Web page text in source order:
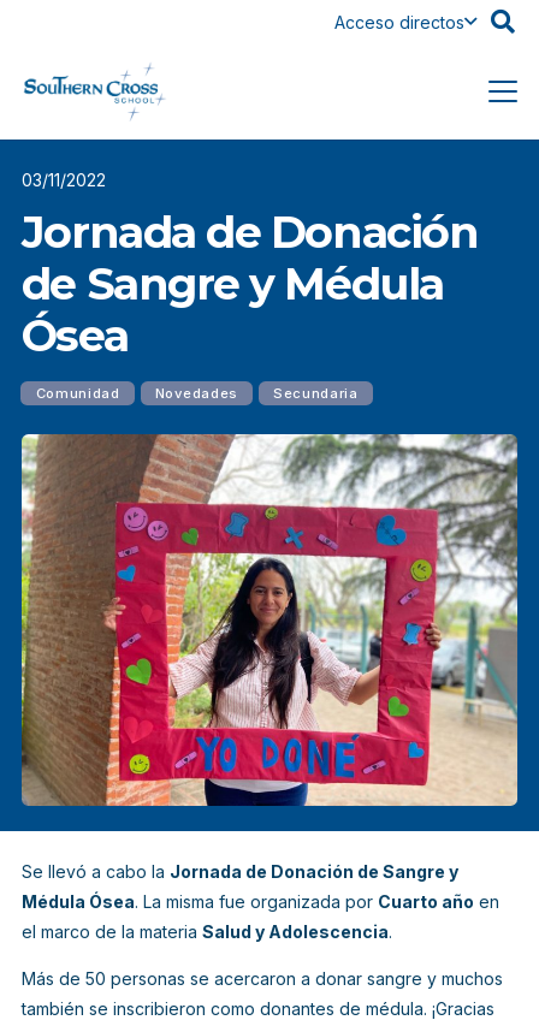
Acceso directos
03/11/2022
Jornada de Donación
de Sangre y Médula
Ósea
Comunidad Novedades Secundaria
Se llevó a cabo la Jornada de Donación de Sangre y
Médula Ósea. La misma fue organizada por Cuarto año en
el marco de la materia Salud y Adolescencia.
Más de 50 personas se acercaron a donar sangre y muchos
también se inscribieron como donantes de médula. ¡Gracias